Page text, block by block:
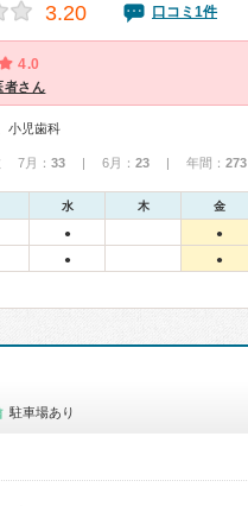
3.20 口コミ1件
4.0
者さん
小児歯科
7月： 33 | 6月： 23 | 年間： 273
水 木 金
● ●
● ●
駐車場あり